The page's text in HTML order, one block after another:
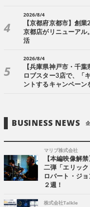
2026/8/4
【京都府京都市】創
京都店がリニューアル
活
2026/8/4
【兵庫県神戸市・千
ロブスター3店で、「
ントするキャンペーン
BUSINESS NEWS
マリブ株式会社
【本編映像解
二弾「エリック
ロバート・ジ
２週！
株式会社Talkle